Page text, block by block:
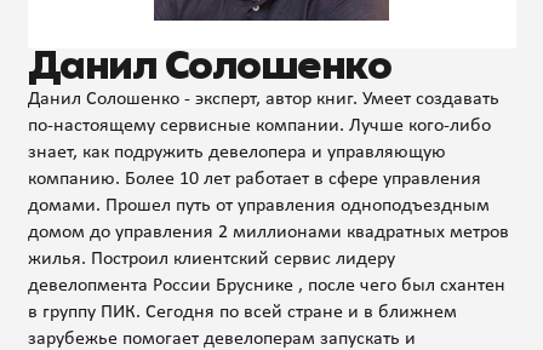
Данил Солошенко
Данил Солошенко - эксперт, автор книг. Умеет создавать
по-настоящему сервисные компании. Лучше кого-либо
знает, как подружить девелопера и управляющую
компанию. Более 10 лет работает в сфере управления
домами. Прошел путь от управления одноподъездным
домом до управления 2 миллионами квадратных метров
жилья. Построил клиентский сервис лидеру
девелопмента России Бруснике , после чего был схантен
в группу ПИК. Сегодня по всей стране и в ближнем
зарубежье помогает девелоперам запускать и